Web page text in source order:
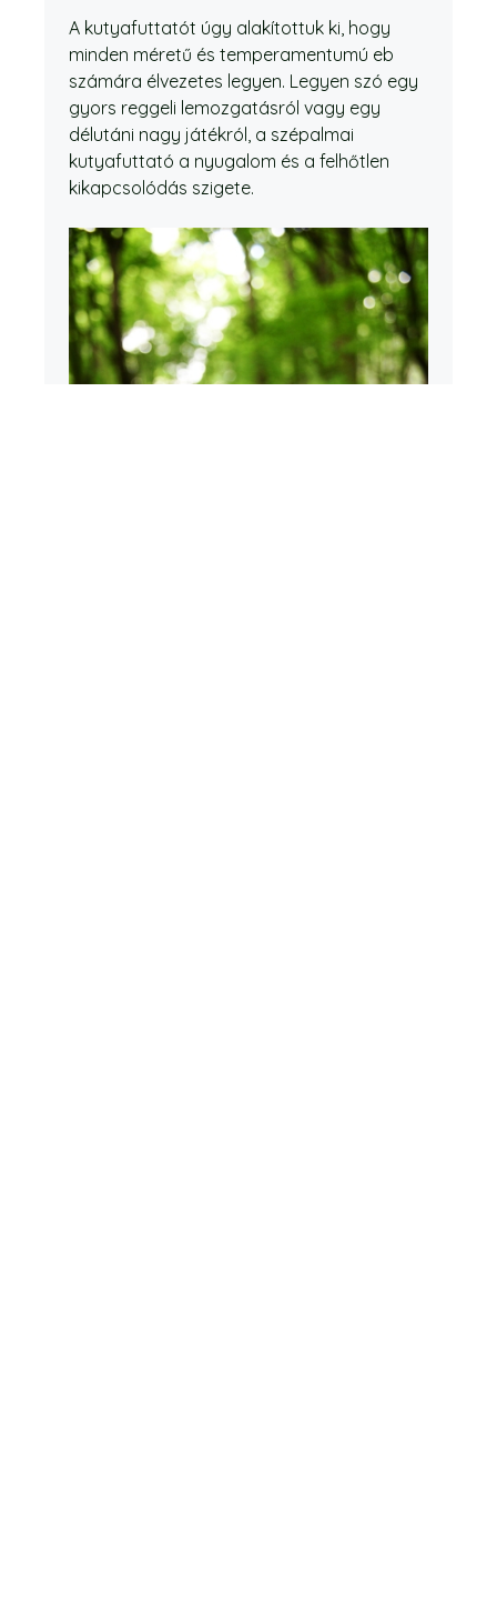
A kutyafuttatót úgy alakítottuk ki, hogy
minden méretű és temperamentumú eb
számára élvezetes legyen. Legyen szó egy
gyors reggeli lemozgatásról vagy egy
délutáni nagy játékról, a szépalmai
kutyafuttató a nyugalom és a felhőtlen
kikapcsolódás szigete.